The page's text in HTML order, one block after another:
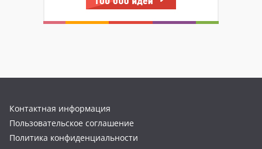
Контактная информация
Пользовательское соглашение
Политика конфиденциальности